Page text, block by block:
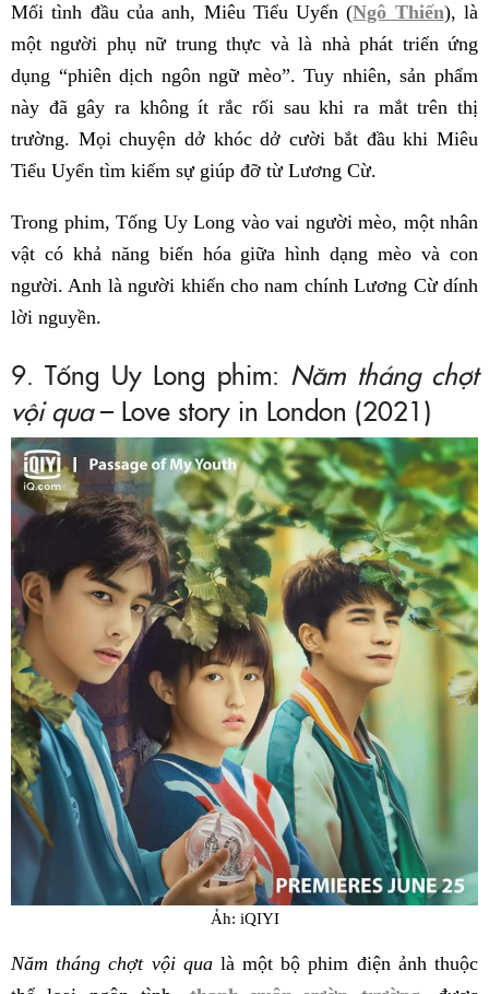
Mối tình đầu của anh, Miêu Tiểu Uyển (Ngô Thiến), là
một người phụ nữ trung thực và là nhà phát triển ứng
dụng “phiên dịch ngôn ngữ mèo”. Tuy nhiên, sản phẩm
này đã gây ra không ít rắc rối sau khi ra mắt trên thị
trường. Mọi chuyện dở khóc dở cười bắt đầu khi Miêu
Tiểu Uyển tìm kiếm sự giúp đỡ từ Lương Cừ.
Trong phim, Tống Uy Long vào vai người mèo, một nhân
vật có khả năng biến hóa giữa hình dạng mèo và con
người. Anh là người khiến cho nam chính Lương Cừ dính
lời nguyền.
9. Tống Uy Long phim: Năm tháng chợt
vội qua– Love story in London (2021)
Ảh: iQIYI
Năm tháng chợt vội qualà một bộ phim điện ảnh thuộc